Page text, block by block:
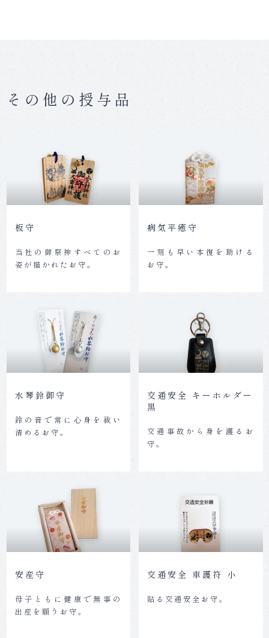
その他の授与品
板守
当社の御祭神すべてのお
姿が描かれたお守。
病気平癒守
一刻も早い本復を助ける
お守。
水琴鈴御守
鈴の音で常に心身を祓い
清めるお守。
交通安全 キーホルダー
黒
交通事故から身を護るお
守。
安産守
母子ともに健康で無事の
出産を願うお守。
交通安全 車護符 小
貼る交通安全お守。